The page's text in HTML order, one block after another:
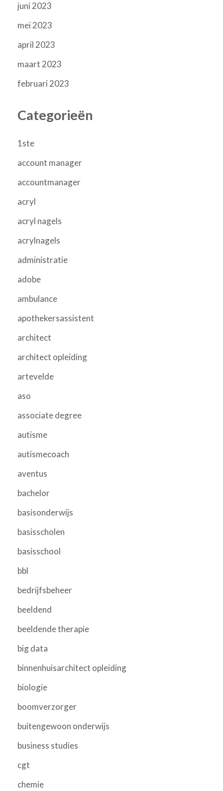
juni 2023
mei 2023
april 2023
maart 2023
februari 2023
Categorieën
1ste
account manager
accountmanager
acryl
acryl nagels
acrylnagels
administratie
adobe
ambulance
apothekersassistent
architect
architect opleiding
artevelde
aso
associate degree
autisme
autismecoach
aventus
bachelor
basisonderwijs
basisscholen
basisschool
bbl
bedrijfsbeheer
beeldend
beeldende therapie
big data
binnenhuisarchitect opleiding
biologie
boomverzorger
buitengewoon onderwijs
business studies
cgt
chemie